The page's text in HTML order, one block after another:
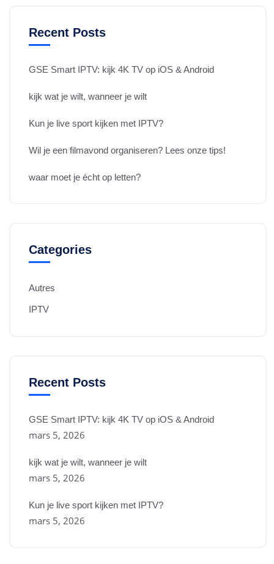
Recent Posts
GSE Smart IPTV: kijk 4K TV op iOS & Android
kijk wat je wilt, wanneer je wilt
Kun je live sport kijken met IPTV?
Wil je een filmavond organiseren? Lees onze tips!
waar moet je écht op letten?
Categories
Autres
IPTV
Recent Posts
GSE Smart IPTV: kijk 4K TV op iOS & Android
mars 5, 2026
kijk wat je wilt, wanneer je wilt
mars 5, 2026
Kun je live sport kijken met IPTV?
mars 5, 2026